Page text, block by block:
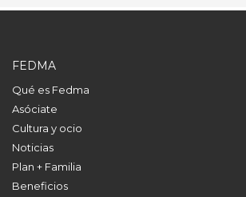
FEDMA
Qué es Fedma
Asóciate
Cultura y ocio
Noticias
Plan + Familia
Beneficios